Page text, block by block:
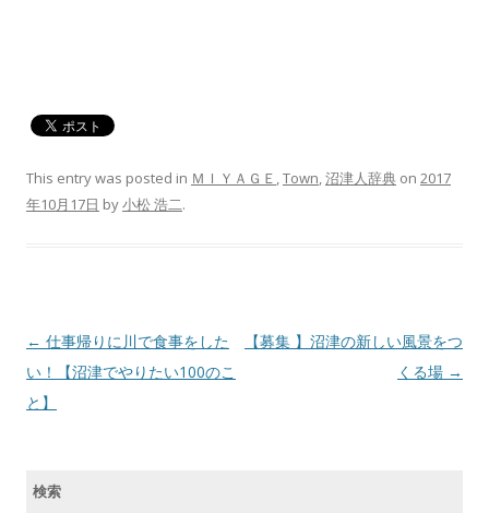
This entry was posted in ＭＩＹＡＧＥ ,Town,沼津人辞典 on 2017
年10月17日 by小松 浩二.
Post navigation
← 仕事帰りに川で食事をした
い！【沼津でやりたい100のこ
と】
【募集 】沼津の新しい風景をつ
くる場 →
検索